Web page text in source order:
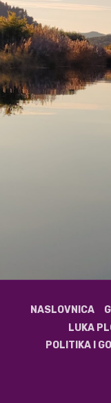
NASLOVNICA
LUKA
POLITIKA I